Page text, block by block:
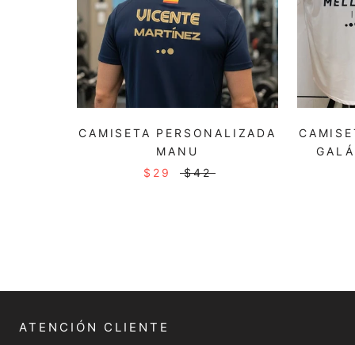
CAMISETA PERSONALIZADA
MANU
$29
$42
ATENCIÓN CLIENTE